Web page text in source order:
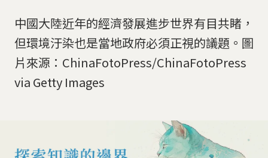
中國大陸近年的經濟發展進步世界有目共睹，
但環境汙染也是當地政府必須正視的議題。圖
片來源：ChinaFotoPress/ChinaFotoPress
via Getty Images